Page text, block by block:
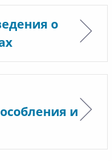
о
и